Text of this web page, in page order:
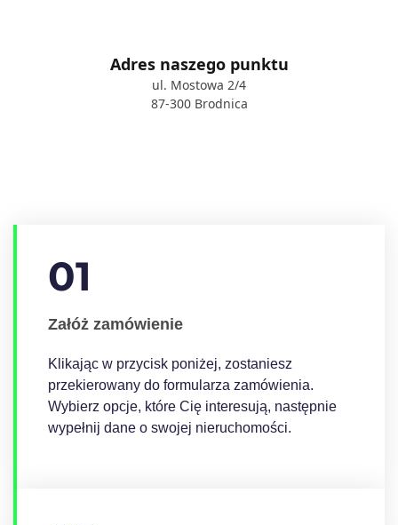
Adres naszego punktu
ul. Mostowa 2/4
87-300 Brodnica
01
Załóż zamówienie
Klikając w przycisk poniżej, zostaniesz
przekierowany do formularza zamówienia.
Wybierz opcje, które Cię interesują, następnie
wypełnij dane o swojej nieruchomości.